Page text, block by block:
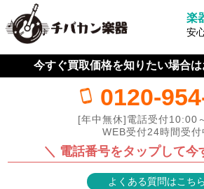
楽
安
今すぐ買取価格を知りたい場合
0120-
[年中無休]電話受付10:00
WEB受付24時間受付
＼ 電話番号をタップして今
よくある質問はこちら